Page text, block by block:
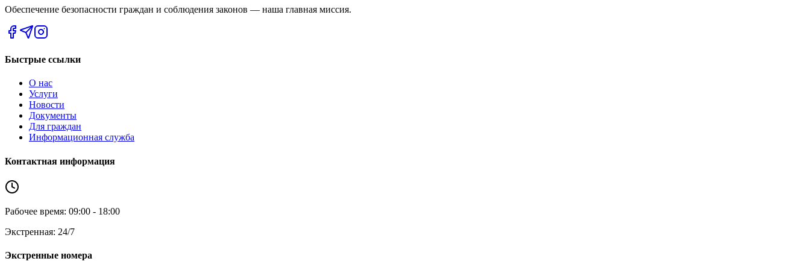
Обеспечение безопасности граждан и соблюдения законов — наша главная миссия.
Быстрые ссылки
О нас
Услуги
Новости
Документы
Для граждан
Информационная служба
Контактная информация
Рабочее время: 09:00 - 18:00
Экстренная: 24/7
Экстренные номера